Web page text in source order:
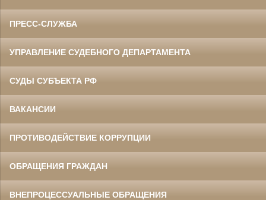
ПРЕСС-СЛУЖБА
УПРАВЛЕНИЕ СУДЕБНОГО ДЕПАРТАМЕНТА
СУДЫ СУБЪЕКТА РФ
ВАКАНСИИ
ПРОТИВОДЕЙСТВИЕ КОРРУПЦИИ
ОБРАЩЕНИЯ ГРАЖДАН
ВНЕПРОЦЕССУАЛЬНЫЕ ОБРАЩЕНИЯ